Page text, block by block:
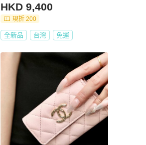
HKD 9,400
現折 200
全新品 台灣 免運